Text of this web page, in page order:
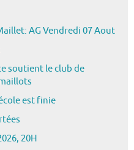
AG Vendredi 07 Aout
soutient le club de
est finie
20H